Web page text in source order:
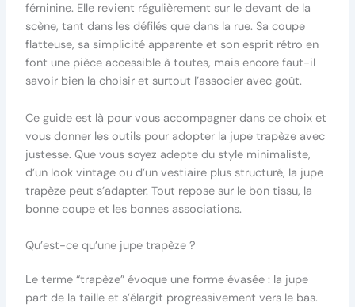
féminine. Elle revient régulièrement sur le devant de la
scène, tant dans les défilés que dans la rue. Sa coupe
flatteuse, sa simplicité apparente et son esprit rétro en
font une pièce accessible à toutes, mais encore faut-il
savoir bien la choisir et surtout l’associer avec goût.
Ce guide est là pour vous accompagner dans ce choix et
vous donner les outils pour adopter la jupe trapèze avec
justesse. Que vous soyez adepte du style minimaliste,
d’un look vintage ou d’un vestiaire plus structuré, la jupe
trapèze peut s’adapter. Tout repose sur le bon tissu, la
bonne coupe et les bonnes associations.
Qu’est-ce qu’une jupe trapèze ?
Le terme “trapèze” évoque une forme évasée : la jupe
part de la taille et s’élargit progressivement vers le bas.